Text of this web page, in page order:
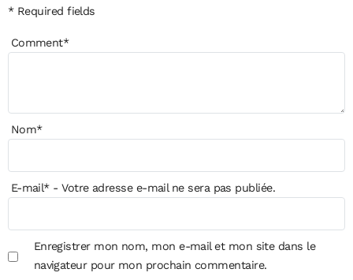
* Required fields
Comment*
Nom*
E-mail*- Votre adresse e-mail ne sera pas publiée.
Enregistrer mon nom, mon e-mail et mon site dans le
navigateur pour mon prochain commentaire.